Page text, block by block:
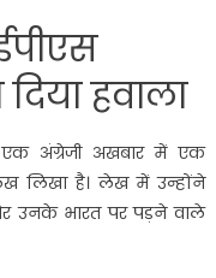
हवाला
अंग्रेजी अखबार में एक
लिखा है। लेख में उन्होंने
और उनके भारत पर पड़ने वाले